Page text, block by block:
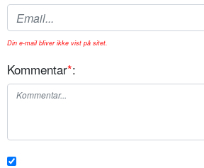
Din e-mail bliver ikke vist på sitet.
Kommentar*: